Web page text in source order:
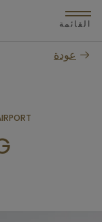
القائمة
عودة